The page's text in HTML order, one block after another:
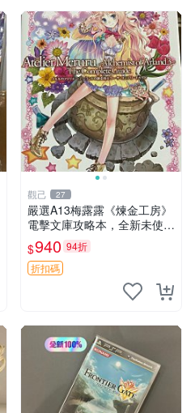
觀己 27
嚴選A13梅露露《煉金工房》
電擊文庫攻略本，全新未使用
角色扮演 電擊文庫 煉金工房
$940 94折
折扣碼